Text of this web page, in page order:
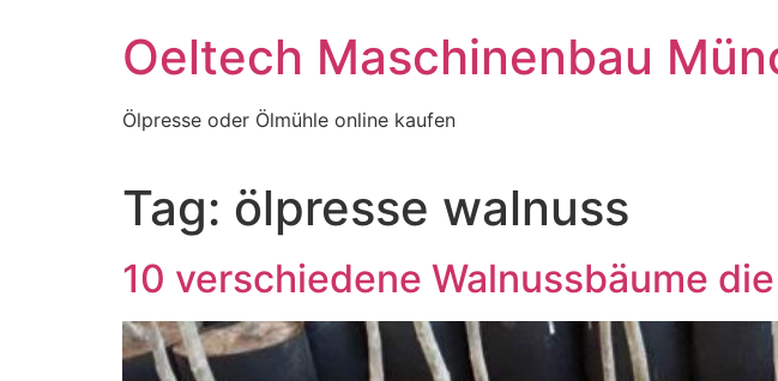
Oeltech Maschinenbau
Ölpresse oder Ölmühle online kaufen
Tag: ölpresse walnuss
10 verschiedene Walnussbäume